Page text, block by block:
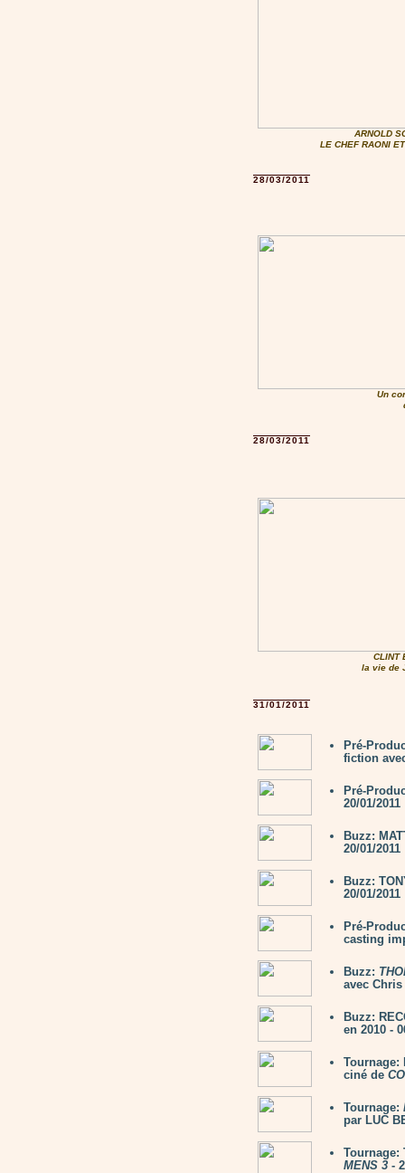
ARNOLD
LE CHEF RAONI
28/03/2011
Un
28/03/2011
CLINT
la vie de
31/01/2011
Pré-
fiction
Pré-
20/01/2011
Buzz:
20/01/2011
Buzz:
20/01/2011
Pré-
casting
Buzz:
avec Chris
Buzz:
en 2010 -
Tournage:
ciné de
Tournage:
par LUC
MENS 3 -